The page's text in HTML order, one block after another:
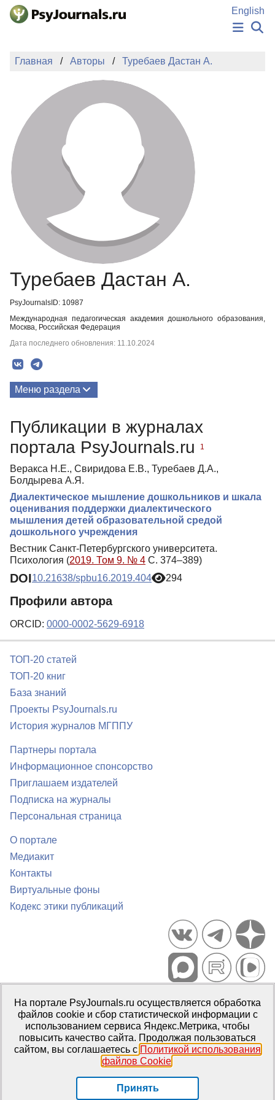
Перейти к основному содержанию
English
НОВОСТИ
АВТОРЫ
ПОДАТЬ РУКОПИСЬ
БАЗА ЗНАНИЙ
КЛЮЧЕВЫЕ СЛОВА
Регистрация
Главная Авторы Туребаев Дастан А.
Туребаев Дастан А.
PsyJournalsID: 10987
Международная педагогическая академия дошкольного образования,
Москва, Российская Федерация
Дата последнего обновления: 11.10.2024
Меню раздела
Публикации в журналах
портала PsyJournals.ru
1
Веракса Н.Е., Свиридова Е.В., Туребаев Д.А.,
Болдырева А.Я.
Диалектическое мышление дошкольников и шкала
оценивания поддержки диалектического
мышления детей образовательной средой
дошкольного учреждения
Вестник Санкт-Петербургского университета.
Психология (2019. Том 9. № 4 С. 374–389)
DOI10.21638/spbu16.2019.404 294
Профили автора
ORCID: 0000-0002-5629-6918
ТОП-20 статей
ТОП-20 книг
База знаний
Проекты PsyJournals.ru
История журналов МГППУ
Партнеры портала
Информационное спонсорство
Приглашаем издателей
Подписка на журналы
Персональная страница
О портале
Медиакит
Контакты
Виртуальные фоны
Кодекс этики публикаций
Портал психологических изданий PsyJournals.ru, 2007–2026
Правила использования материалов
Свидетельство регистрации СМИЭл № ФС77-66447 от 14 июля
2016 г.
Издатель: ФГБОУ ВО МГППУ
На портале PsyJournals.ru осуществляется обработка
файлов cookie и сбор статистической информации с
использованием сервиса Яндекс.Метрика, чтобы
повысить качество сайта. Продолжая пользоваться
сайтом, вы соглашаетесь с Политикой использования
файлов Cookie.
Принять